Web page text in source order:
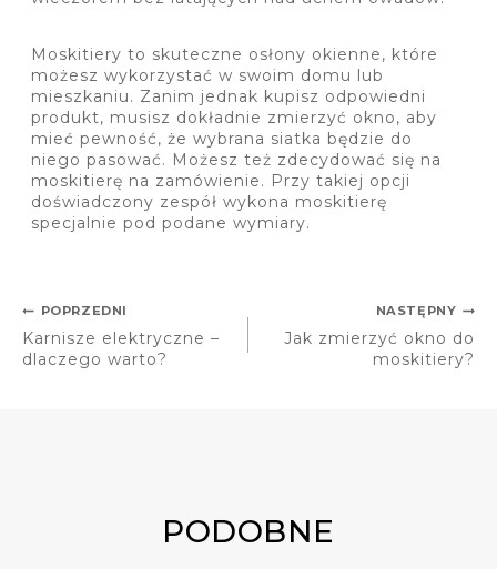
Moskitiery to skuteczne osłony okienne, które
możesz wykorzystać w swoim domu lub
mieszkaniu. Zanim jednak kupisz odpowiedni
produkt, musisz dokładnie zmierzyć okno, aby
mieć pewność, że wybrana siatka będzie do
niego pasować. Możesz też zdecydować się na
moskitierę na zamówienie. Przy takiej opcji
doświadczony zespół wykona moskitierę
specjalnie pod podane wymiary.
POPRZEDNI
Karnisze elektryczne –
dlaczego warto?
NASTĘPNY
Jak zmierzyć okno do
moskitiery?
PODOBNE